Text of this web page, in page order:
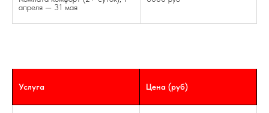
апреля — 31 мая
Услуга Цена (руб)